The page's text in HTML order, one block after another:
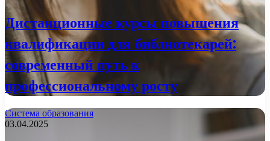
Дистанционные курсы повышения
квалификации для библиотекарей:
современный путь к
профессиональному росту
Система образования
03.04.2025